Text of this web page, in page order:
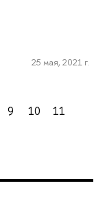
25 мая, 2021 г.
9 10
11